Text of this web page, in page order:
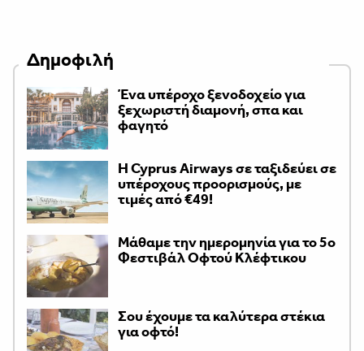
Δημοφιλή
Ένα υπέροχο ξενοδοχείο για
ξεχωριστή διαμονή, σπα και
φαγητό
H Cyprus Airways σε ταξιδεύει σε
υπέροχους προορισμούς, με
τιμές από €49!
Μάθαμε την ημερομηνία για το 5ο
Φεστιβάλ Οφτού Κλέφτικου
Σου έχουμε τα καλύτερα στέκια
για οφτό!